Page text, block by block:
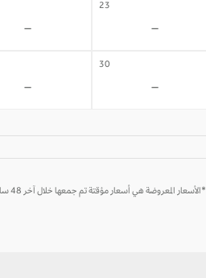
23
-
-
30
-
-
*الأسعار المعروضة هي أسعار مؤقتة تم جمعها خلال آخر 48 ساعة وقد لا تكون متاحة وقت الحجز